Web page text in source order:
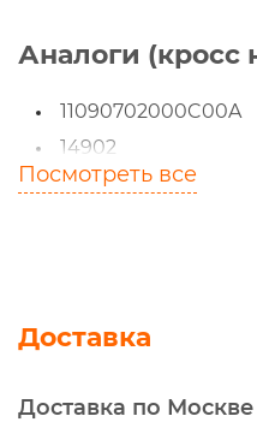
Аналоги (кросс
11090702000C00A
14902
1587
2652A
28567E
Посмотреть все
Доставка
Доставка по